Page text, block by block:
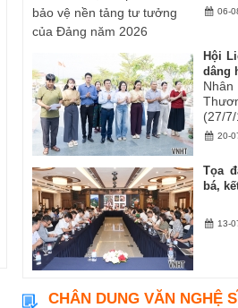
06-
Hội
dâng
(27/7/
20-
Tọa
bá,
13-
CHÂN DUNG VĂN NGHỆ